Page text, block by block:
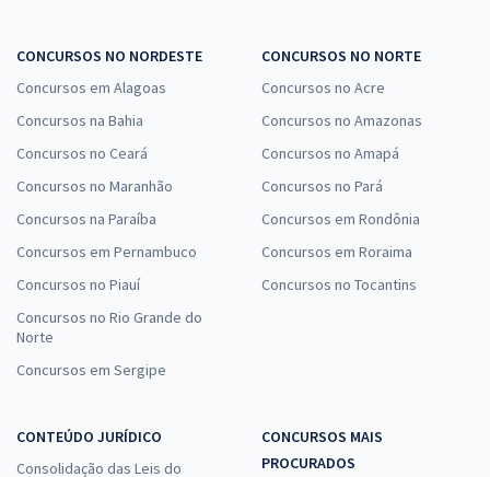
CONCURSOS NO NORDESTE
Concursos em Alagoas
Concursos na Bahia
Concursos no Ceará
Concursos no Maranhão
Concursos na Paraíba
Concursos em Pernambuco
Concursos no Piauí
Concursos no Rio Grande do
Norte
Concursos em Sergipe
CONCURSOS NO NORTE
Concursos no Acre
Concursos no Amazonas
Concursos no Amapá
Concursos no Pará
Concursos em Rondônia
Concursos em Roraima
Concursos no Tocantins
CONTEÚDO JURÍDICO
Consolidação das Leis do
CONCURSOS MAIS
PROCURADOS